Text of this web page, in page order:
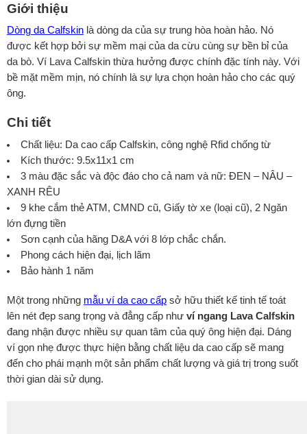
Giới thiệu
Dòng da Calfskin là dòng da của sự trung hòa hoàn hảo. Nó
được kết hợp bởi sự mềm mại của da cừu cùng sự bền bỉ của
da bò. Ví Lava Calfskin thừa hưởng được chính đặc tính này. Với
bề mặt mềm mịn, nó chính là sự lựa chọn hoàn hảo cho các quý
ông.
Chi tiết
Chất liệu: Da cao cấp Calfskin, công nghệ Rfid chống từ
Kích thước: 9.5x11x1 cm
3 màu đặc sắc và độc đáo cho cả nam và nữ: ĐEN – NÂU –
XANH RÊU
9 khe cắm thẻ ATM, CMND cũ, Giấy tờ xe (loại cũ), 2 Ngăn
lớn đựng tiền
Sơn cạnh của hãng D&A với 8 lớp chắc chắn.
Phong cách hiện đại, lịch lãm
Bảo hành 1 năm
Một trong những mẫu ví da cao cấp sở hữu thiết kế tinh tế toát
lên nét đẹp sang trọng và đẳng cấp như ví ngang Lava Calfskin
đang nhận được nhiều sự quan tâm của quý ông hiện đại. Dáng
ví gọn nhẹ được thực hiện bằng chất liệu da cao cấp sẽ mang
đến cho phái mạnh một sản phẩm chất lượng và giá trị trong suốt
thời gian dài sử dụng.